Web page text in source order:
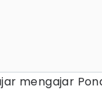
mengajar